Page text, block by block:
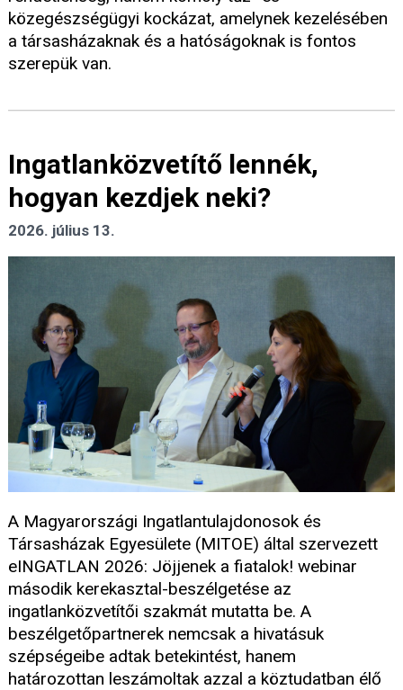
közegészségügyi kockázat, amelynek kezelésében
a társasházaknak és a hatóságoknak is fontos
szerepük van.
Ingatlanközvetítő lennék,
hogyan kezdjek neki?
2026. július 13.
A Magyarországi Ingatlantulajdonosok és
Társasházak Egyesülete (MITOE) által szervezett
eINGATLAN 2026: Jöjjenek a fiatalok! webinar
második kerekasztal-beszélgetése az
ingatlanközvetítői szakmát mutatta be. A
beszélgetőpartnerek nemcsak a hivatásuk
szépségeibe adtak betekintést, hanem
határozottan leszámoltak azzal a köztudatban élő